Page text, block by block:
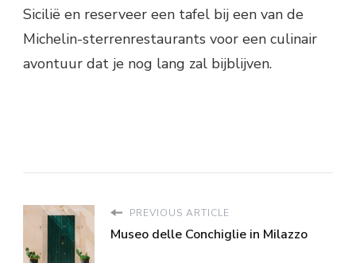
Sicilië en reserveer een tafel bij een van de
Michelin-sterrenrestaurants voor een culinair
avontuur dat je nog lang zal bijblijven.
PREVIOUS ARTICLE
Museo delle Conchiglie in Milazzo